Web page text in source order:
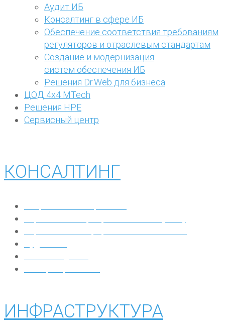
Аудит ИБ
Консалтинг в сфере ИБ
Обеспечение соответствия требованиям
регуляторов и отраслевым стандартам
Создание и модернизация
систем обеспечения ИБ
Решения Dr.Web для бизнеса
ЦОД 4х4 MTech
Решения HPE
Сервисный центр
КОНСАЛТИНГ
ИНФРАСТРУКТУРА​